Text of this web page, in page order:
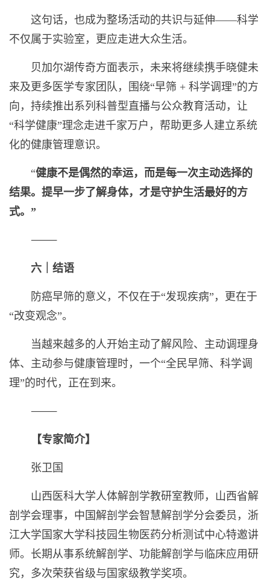
这句话，也成为整场活动的共识与延伸——科学
不仅属于实验室，更应走进大众生活。
贝加尔湖传奇方面表示，未来将继续携手晓健未
来及更多医学专家团队，围绕“早筛 + 科学调理”的方
向，持续推出系列科普型直播与公众教育活动，让
“科学健康”理念走进千家万户，帮助更多人建立系统
化的健康管理意识。
“健康不是偶然的幸运，而是每一次主动选择的
结果。提早一步了解身体， 才是守护生活最好的方
式。”
⸻
六｜结语
防癌早筛的意义，不仅在于“发现疾病”，更在于
“改变观念”。
当越来越多的人开始主动了解风险、主动调理身
体、主动参与健康管理时，一个“全民早筛、科学调
理”的时代，正在到来。
⸻
【专家简介】
张卫国
山西医科大学人体解剖学教研室教师，山西省解
剖学会理事，中国解剖学会智慧解剖学分会委员，浙
江大学国家大学科技园生物医药分析测试中心特邀讲
师。长期从事系统解剖学、功能解剖学与临床应用研
究，多次荣获省级与国家级教学奖项。